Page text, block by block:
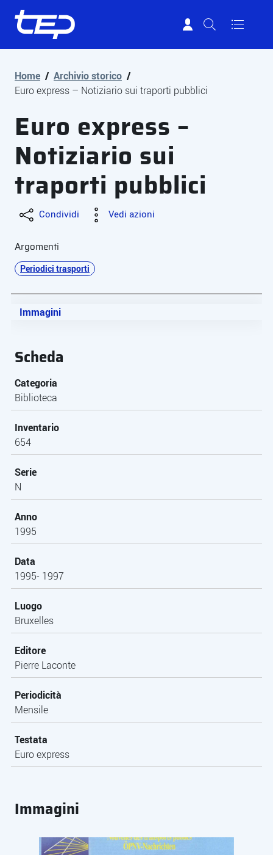
Tep - Trasporti pubblici Parma
Home / Archivio storico /
Euro express – Notiziario sui traporti pubblici
Euro express –
Notiziario sui
traporti pubblici
Condividi Vedi azioni
Argomenti
Periodici trasporti
Scheda
Categoria
Biblioteca
Inventario
654
Serie
N
Anno
1995
Data
1995- 1997
Luogo
Bruxelles
Editore
Pierre Laconte
Periodicità
Mensile
Testata
Euro express
Immagini
Immagini